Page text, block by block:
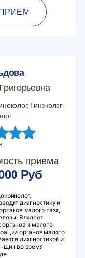
Гинеколог-
приема
Руб
диагностику и
малого таза,
Владеет
органов и малого
органов малого
диагностикой и
во время